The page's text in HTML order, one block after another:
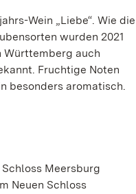
Wein „Liebe“. Wie die
wurden 2021
Württemberg auch
Fruchtige Noten
besonders aromatisch.
Meersburg
Neuen Schloss